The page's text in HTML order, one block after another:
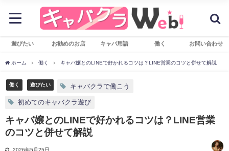
遊びたい お勧めのお店 キャバ用語 働く お問い合わせ
ホーム 働く キャバ嬢とのLINEで好かれるコツは？LINE営業のコツと併せて解説
働く 遊びたい キャバクラで働こう
初めてのキャバクラ遊び
キャバ嬢とのLINEで好かれるコツは？LINE営業
のコツと併せて解説
2026年5月25日